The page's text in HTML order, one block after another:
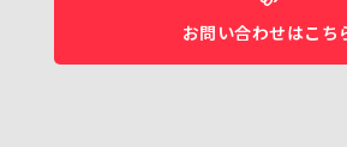
お問い合わせはこち